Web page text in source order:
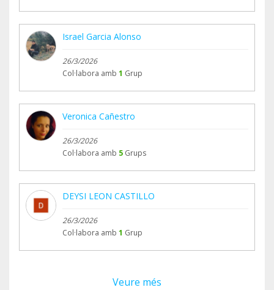
Israel Garcia Alonso
26/3/2026
Col·labora amb 1 Grup
Veronica Cañestro
26/3/2026
Col·labora amb 5 Grups
DEYSI LEON CASTILLO
26/3/2026
Col·labora amb 1 Grup
Veure més